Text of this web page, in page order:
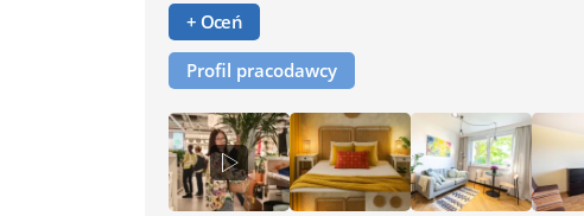
+ Oceń
Profil pracodawcy